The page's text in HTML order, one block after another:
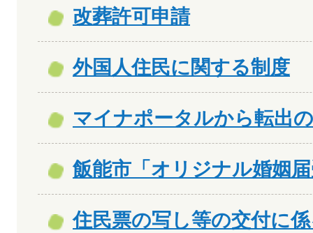
改葬許可申請
外国人住民に関する制度
マイナポータルから転出
飯能市「オリジナル婚姻
住民票の写し等の交付に